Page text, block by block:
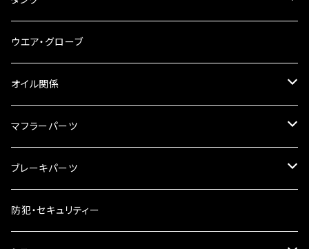
スマホホルダー
サイドバッグサポート
リアBOX
ハードケース
電装系
タンク本体
タンクキャップ
タンクシール
ケミカル
ウエア・グローブ
オイル関係
4スト用エンジンオイル
2スト用エンジンオイル
ギアオイル
マフラーパーツ
マフラーガード
バンテージタイプ
ブレーキパーツ
ブレーキシュー
防犯・セキュリティー